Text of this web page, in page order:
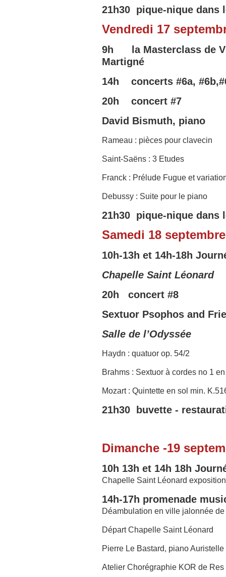
21h30 pique-nique dans
Vendredi 17
9h la Masterclass de
Martigné
14h concerts #6a,
20h concert #7
David Bismuth, piano
Rameau : pièces pour clavecin
Saint-Saëns : 3 Etudes
Franck : Prélude Fugue et
Debussy : Suite pour le piano
21h30 pique-nique dans
Samedi 18 septembre
10h-13h et 14h-18h
Chapelle Saint Léonard
20h concert #8
Sextuor Psophos and
Salle de l’Odyssée
Haydn : quatuor op. 54/2
Brahms : Sextuor à cordes no 1
Mozart : Quintette en sol min.
21h30 buvette -
Dimanche -19
10h 13h et 14h 18h
Chapelle Saint Léonard exposition
14h-17h promenade
Déambulation en ville jalonnée
Départ Chapelle Saint Léonard
Pierre Le Bastard, piano
Atelier Chorégraphie KOR de Res